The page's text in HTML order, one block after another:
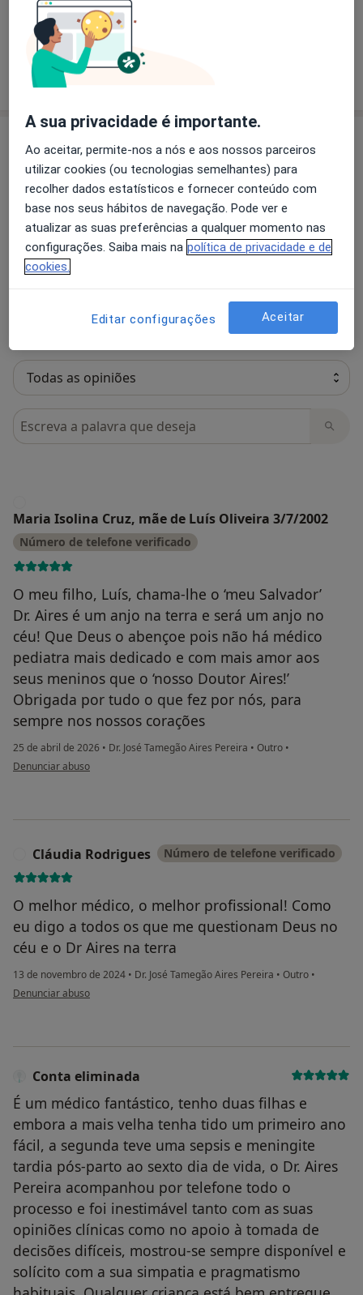
Clínica Pediátrica JAP
Largo da Lapa, 2, Porto 4050-069
16 opiniões
Todas as opiniões são importantes,
Saber mais sobre
Pesquisar em opiniões
Maria Isolina Cruz, mãe de Luís Oliveira 3/7/2002
Número de telefone verificado
O meu filho, Luís, chama-lhe o ‘meu Salvador’
Dr. Aires é um anjo na terra e será um anjo no
céu! Que Deus o abençoe pois não há médico
pediatra mais dedicado e com mais amor aos
seus meninos que o ‘nosso Doutor Aires!’
Obrigada por tudo o que fez por nós, para
sempre nos nossos corações
25 de abril de 2026 • Dr. José Tamegão Aires Pereira • Outro •
na opinião do utilizador Maria Isolina Cruz, mãe de Luís Oliveira 3/7/2002
Denunciar abuso
Cláudia Rodrigues Número de telefone verificado
O melhor médico, o melhor profissional! Como
eu digo a todos os que me questionam Deus no
céu e o Dr Aires na terra
13 de novembro de 2024 • Dr. José Tamegão Aires Pereira • Outro •
na opinião do utilizador Cláudia Rodrigues
Denunciar abuso
Conta eliminada
É um médico fantástico, tenho duas filhas e
embora a mais velha tenha tido um primeiro ano
fácil, a segunda teve uma sepsis e meningite
tardia pós-parto ao sexto dia de vida, o Dr. Aires
Pereira acompanhou por telefone todo o
processo e foi inestimável tanto com as suas
opiniões clínicas como no apoio à tomada de
decisões difíceis, mostrou-se sempre disponível e
solícito com a sua simpatia e pragmatismo
A sua privacidade é importante.
Ao aceitar, permite-nos a nós e aos nossos parceiros
utilizar cookies (ou tecnologias semelhantes) para
recolher dados estatísticos e fornecer conteúdo com
base nos seus hábitos de navegação. Pode ver e
atualizar as suas preferências a qualquer momento nas
configurações. Saiba mais na política de privacidade e de
cookies.
Editar configurações Aceitar